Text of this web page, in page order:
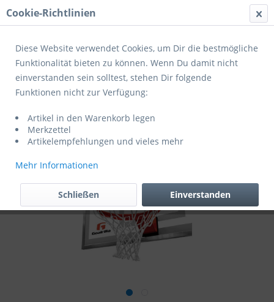
Menü
Übersicht Basketballkörbe
Basketballkorb Medium Weight Flex Rim
Cookie-Richtlinien
Diese Website verwendet Cookies, um Dir die bestmögliche
Funktionalität bieten zu können. Wenn Du damit nicht
einverstanden sein solltest, stehen Dir folgende
Funktionen nicht zur Verfügung:
Artikel in den Warenkorb legen
Merkzettel
Artikelempfehlungen und vieles mehr
Mehr Informationen
Einverstanden
Schließen